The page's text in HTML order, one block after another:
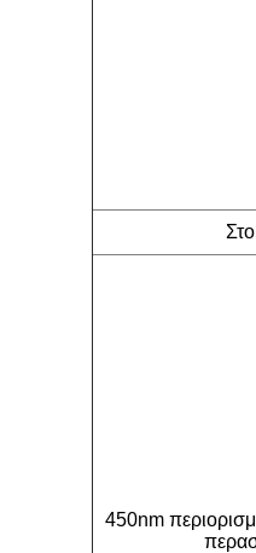
450nm